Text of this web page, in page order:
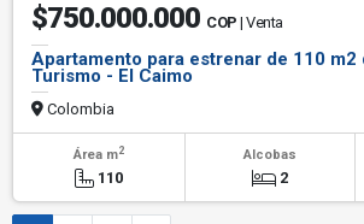
$750.000.000 COP | Venta
Apartamento para estrenar de 110 m2
Turismo - El Caimo
Colombia
Área m2
110
Alcobas
2